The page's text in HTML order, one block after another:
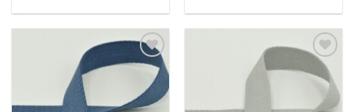
Auf die
Wunschliste
Auf die
Wunschliste